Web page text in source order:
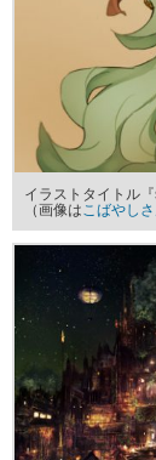
イラストタイトル『
（画像はこばやし